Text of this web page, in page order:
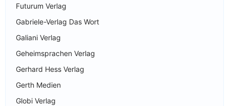
Futurum Verlag
Gabriele-Verlag Das Wort
Galiani Verlag
Geheimsprachen Verlag
Gerhard Hess Verlag
Gerth Medien
Globi Verlag